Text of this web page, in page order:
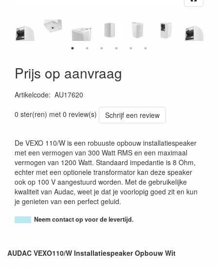
Prijs op aanvraag
Artikelcode: AU17620
0 ster(ren) met 0 review(s)
Schrijf een review
De VEXO 110/W is een robuuste opbouw installatiespeaker
met een vermogen van 300 Watt RMS en een maximaal
vermogen van 1200 Watt. Standaard impedantie is 8 Ohm,
echter met een optionele transformator kan deze speaker
ook op 100 V aangestuurd worden. Met de gebruikelijke
kwaliteit van Audac, weet je dat je voorlopig goed zit en kun
je genieten van een perfect geluid.
Neem contact op voor de levertijd.
AUDAC VEXO110/W Installatiespeaker Opbouw Wit